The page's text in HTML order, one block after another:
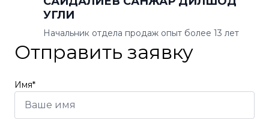
УГЛИ
Начальник отдела продаж опыт более 13 лет
Отправить заявку
Имя*